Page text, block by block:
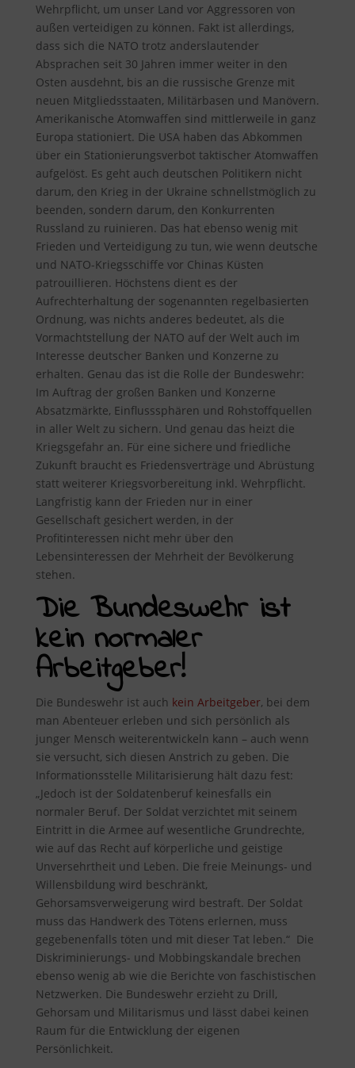
Wehrpflicht, um unser Land vor Aggressoren von
außen verteidigen zu können. Fakt ist allerdings,
dass sich die NATO trotz anderslautender
Absprachen seit 30 Jahren immer weiter in den
Osten ausdehnt, bis an die russische Grenze mit
neuen Mitgliedsstaaten, Militärbasen und Manövern.
Amerikanische Atomwaffen sind mittlerweile in ganz
Europa stationiert. Die USA haben das Abkommen
über ein Stationierungsverbot taktischer Atomwaffen
aufgelöst. Es geht auch deutschen Politikern nicht
darum, den Krieg in der Ukraine schnellstmöglich zu
beenden, sondern darum, den Konkurrenten
Russland zu ruinieren. Das hat ebenso wenig mit
Frieden und Verteidigung zu tun, wie wenn deutsche
und NATO-Kriegsschiffe vor Chinas Küsten
patrouillieren. Höchstens dient es der
Aufrechterhaltung der sogenannten regelbasierten
Ordnung, was nichts anderes bedeutet, als die
Vormachtstellung der NATO auf der Welt auch im
Interesse deutscher Banken und Konzerne zu
erhalten. Genau das ist die Rolle der Bundeswehr:
Im Auftrag der großen Banken und Konzerne
Absatzmärkte, Einflusssphären und Rohstoffquellen
in aller Welt zu sichern. Und genau das heizt die
Kriegsgefahr an. Für eine sichere und friedliche
Zukunft braucht es Friedensverträge und Abrüstung
statt weiterer Kriegsvorbereitung inkl. Wehrpflicht.
Langfristig kann der Frieden nur in einer
Gesellschaft gesichert werden, in der
Profitinteressen nicht mehr über den
Lebensinteressen der Mehrheit der Bevölkerung
stehen.
Die Bundeswehr ist
kein normaler
Arbeitgeber!
Die Bundeswehr ist auch kein Arbeitgeber, bei dem
man Abenteuer erleben und sich persönlich als
junger Mensch weiterentwickeln kann – auch wenn
sie versucht, sich diesen Anstrich zu geben. Die
Informationsstelle Militarisierung hält dazu fest:
„Jedoch ist der Soldatenberuf keinesfalls ein
normaler Beruf. Der Soldat verzichtet mit seinem
Eintritt in die Armee auf wesentliche Grundrechte,
wie auf das Recht auf körperliche und geistige
Unversehrtheit und Leben. Die freie Meinungs- und
Willensbildung wird beschränkt,
Gehorsamsverweigerung wird bestraft. Der Soldat
muss das Handwerk des Tötens erlernen, muss
gegebenenfalls töten und mit dieser Tat leben.“ Die
Diskriminierungs- und Mobbingskandale brechen
ebenso wenig ab wie die Berichte von faschistischen
Netzwerken. Die Bundeswehr erzieht zu Drill,
Gehorsam und Militarismus und lässt dabei keinen
Raum für die Entwicklung der eigenen
Persönlichkeit.